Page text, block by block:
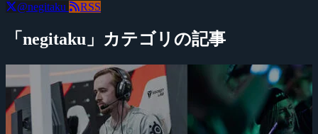
@negitaku RSS
「negitaku」カテゴリの記事